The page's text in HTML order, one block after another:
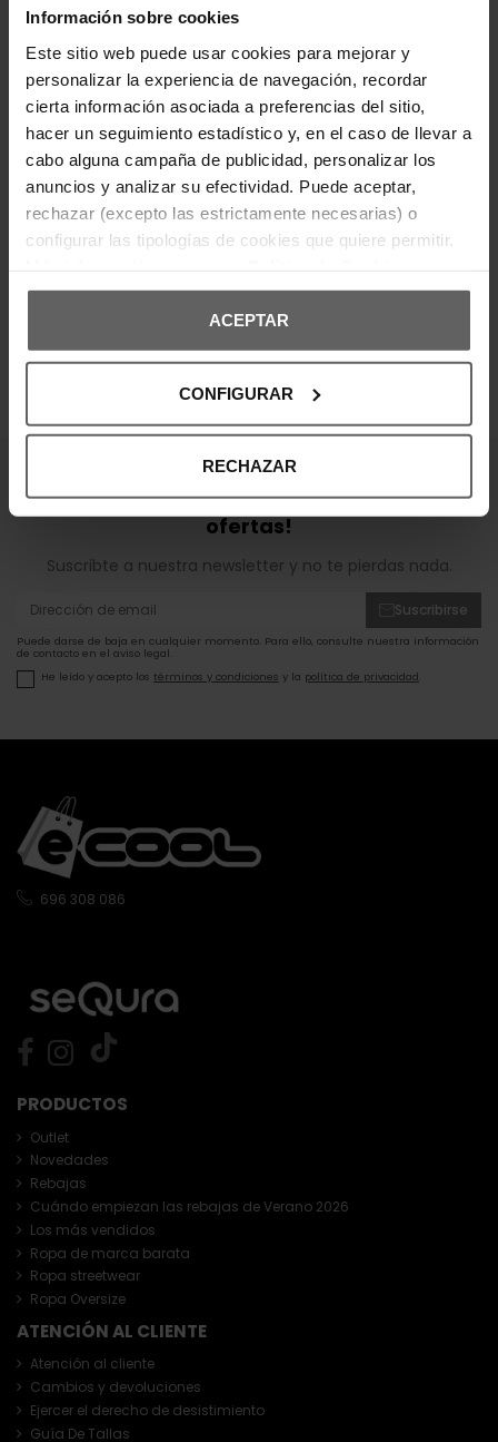
Información sobre cookies
Este sitio web puede usar cookies para mejorar y
personalizar la experiencia de navegación, recordar
cierta información asociada a preferencias del sitio,
hacer un seguimiento estadístico y, en el caso de llevar a
cabo alguna campaña de publicidad, personalizar los
anuncios y analizar su efectividad. Puede aceptar,
rechazar (excepto las estrictamente necesarias) o
configurar las tipologías de cookies que quiere permitir.
ACEPTAR
CONFIGURAR
RECHAZAR
rápido para mayor comodidad durante el verano.
Tejido: 100% poliéster.
Tejido del bolsillo: 100% poliéster.
DETALLES DEL PRODUCTO
DEVOLUCIONES Y CAMBIOS
INFORMACIÓN ENVÍOS
¡Entérate de todas las novedades y
ofertas!
Suscribte a nuestra newsletter y no te pierdas nada.
Suscribirse
Puede darse de baja en cualquier momento. Para ello, consulte nuestra información
de contacto en el aviso legal.
He leído y acepto los términos y condiciones y la política de privacidad
PRODUCTOS
Outlet
Novedades
Rebajas
Cuándo empiezan las rebajas de Verano 2026
Los más vendidos
Ropa de marca barata
Ropa streetwear
Ropa Oversize
ATENCIÓN AL CLIENTE
Atención al cliente
Cambios y devoluciones
Ejercer el derecho de desistimiento
Guía De Tallas
696 308 086